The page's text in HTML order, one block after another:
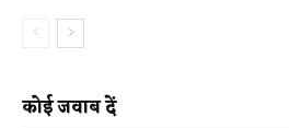
कोई जवाब दें